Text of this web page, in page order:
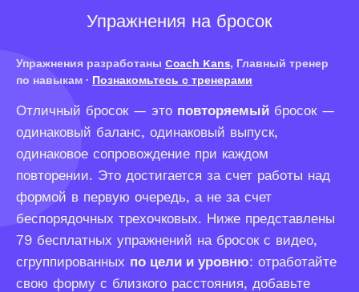
Упражнения на бросок
Упражнения разработаны Coach Kans, Главный тренер
по навыкам · Познакомьтесь с тренерами
Отличный бросок — это повторяемый бросок —
одинаковый баланс, одинаковый выпуск,
одинаковое сопровождение при каждом
повторении. Это достигается за счет работы над
формой в первую очередь, а не за счет
беспорядочных трехочковых. Ниже представлены
79 бесплатных упражнений на бросок с видео,
сгруппированных по цели и уровню: отработайте
свою форму с близкого расстояния, добавьте